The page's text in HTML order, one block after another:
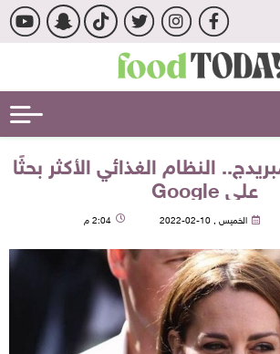
النظام الغذائي الأكثر بحثًا
على Google
الخميس , 10-02-2022 2:04 م